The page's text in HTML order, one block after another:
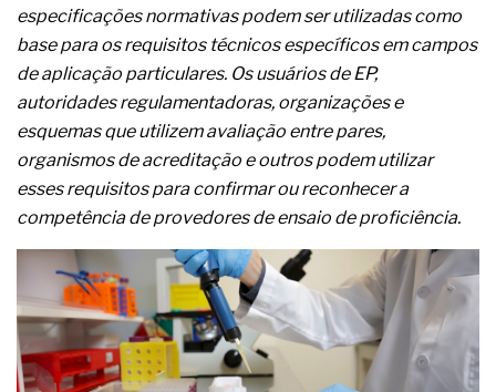
especificações normativas podem ser utilizadas como
base para os requisitos técnicos específicos em campos
de aplicação particulares. Os usuários de EP,
autoridades regulamentadoras, organizações e
esquemas que utilizem avaliação entre pares,
organismos de acreditação e outros podem utilizar
esses requisitos para confirmar ou reconhecer a
competência de provedores de ensaio de proficiência.